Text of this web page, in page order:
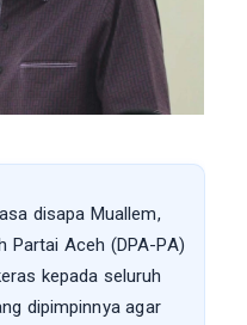
disapa Muallem,
Partai Aceh (DPA-PA)
kepada seluruh
dipimpinnya agar